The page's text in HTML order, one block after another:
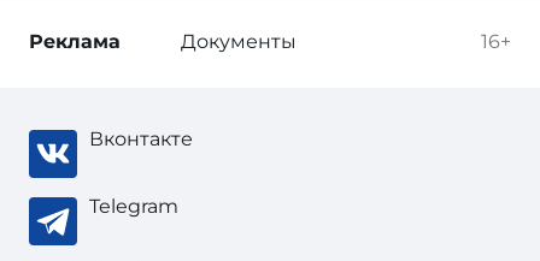
16+
Реклама Документы
Вконтакте
Telegram